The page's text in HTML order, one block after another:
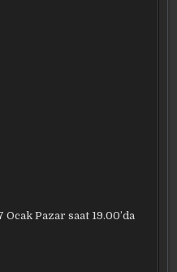
Pazar saat 19.00’da